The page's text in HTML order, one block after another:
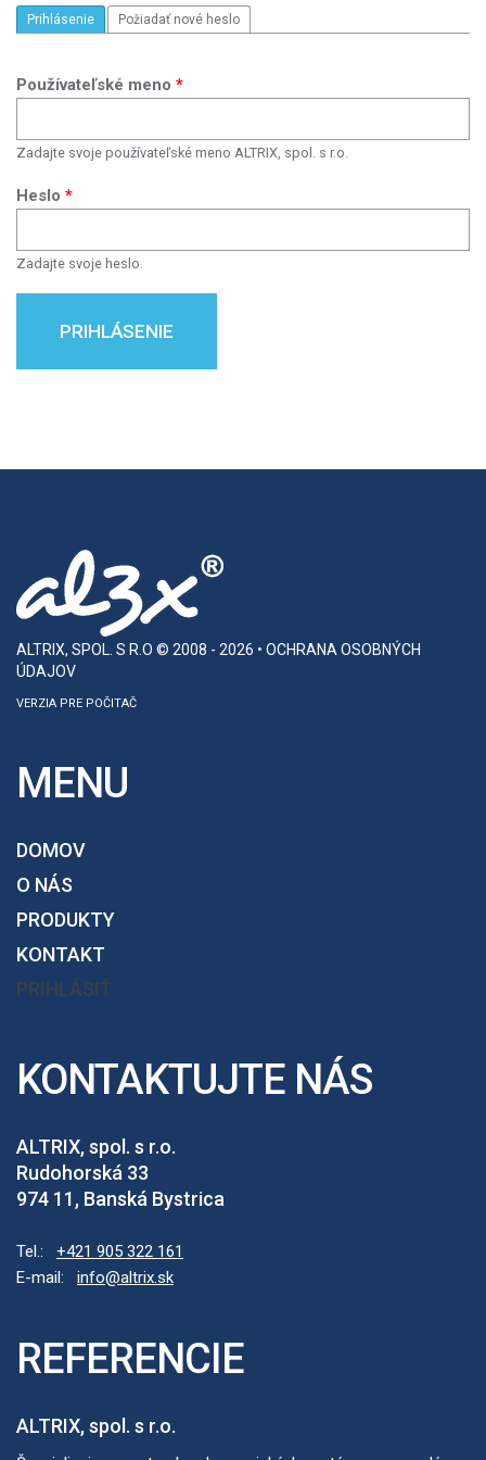
PRIMÁRNE KARTY
Prihlásenie (aktívna karta)
Požiadať nové heslo
Používateľské meno *
Zadajte svoje používateľské meno ALTRIX, spol. s r.o.
Heslo *
Zadajte svoje heslo.
ALTRIX, SPOL. S R.O © 2008 - 2026 • OCHRANA OSOBNÝCH
ÚDAJOV
VERZIA PRE POČITAČ
MENU
DOMOV
O NÁS
PRODUKTY
KONTAKT
PRIHLÁSIŤ
KONTAKTUJTE NÁS
ALTRIX, spol. s r.o.
Rudohorská 33
974 11, Banská Bystrica
Tel.: +421 905 322 161
E-mail: info@altrix.sk
REFERENCIE
ALTRIX, spol. s r.o.